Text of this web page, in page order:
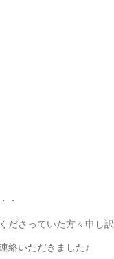
・
さっていた方々申し訳
絡いただきました♪